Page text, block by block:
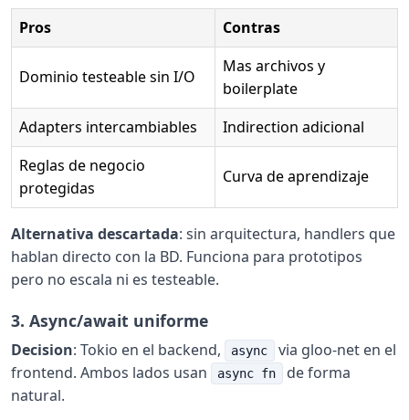
Pros Contras
Dominio testeable sin I/O
Mas archivos y
boilerplate
Adapters intercambiables
Indirection adicional
Reglas de negocio
protegidas
Curva de aprendizaje
Alternativa descartada: sin arquitectura, handlers que
hablan directo con la BD. Funciona para prototipos
pero no escala ni es testeable.
3. Async/await uniforme
Decision: Tokio en el backend, async
via gloo-net en el
frontend. Ambos lados usan
async fn
de forma
natural.